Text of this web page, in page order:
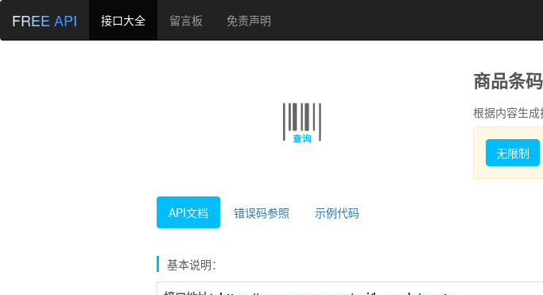
FREE API 接口大全 留言板 免责声明
商品条
根据内容生
无限制
API文档 错误码参照 示例代码
基本说明：